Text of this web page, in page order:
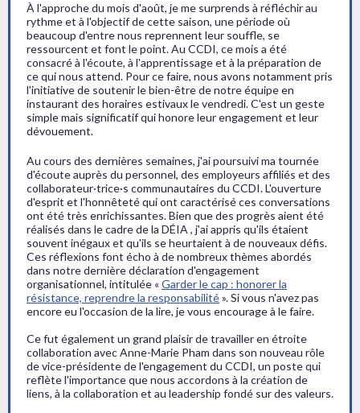
À l'approche du mois d'août, je me surprends à réfléchir au
rythme et à l'objectif de cette saison, une période où
beaucoup d'entre nous reprennent leur souffle, se
ressourcent et font le point. Au CCDI, ce mois a été
consacré à l'écoute, à l'apprentissage et à la préparation de
ce qui nous attend. Pour ce faire, nous avons notamment pris
l'initiative de soutenir le bien-être de notre équipe en
instaurant des horaires estivaux le vendredi. C'est un geste
simple mais significatif qui honore leur engagement et leur
dévouement.
Au cours des dernières semaines, j'ai poursuivi ma tournée
d'écoute auprès du personnel, des employeurs affiliés et des
collaborateur·trice·s communautaires du CCDI. L'ouverture
d'esprit et l'honnêteté qui ont caractérisé ces conversations
ont été très enrichissantes. Bien que des progrès aient été
réalisés dans le cadre de la DÉIA , j'ai appris qu'ils étaient
souvent inégaux et qu'ils se heurtaient à de nouveaux défis.
Ces réflexions font écho à de nombreux thèmes abordés
dans notre dernière déclaration d'engagement
organisationnel, intitulée «Garder le cap : honorer la
résistance, reprendre la responsabilité». Si vous n'avez pas
encore eu l'occasion de la lire, je vous encourage à le faire.
Ce fut également un grand plaisir de travailler en étroite
collaboration avec Anne-Marie Pham dans son nouveau rôle
de vice-présidente de l'engagement du CCDI, un poste qui
reflète l'importance que nous accordons à la création de
liens, à la collaboration et au leadership fondé sur des valeurs.